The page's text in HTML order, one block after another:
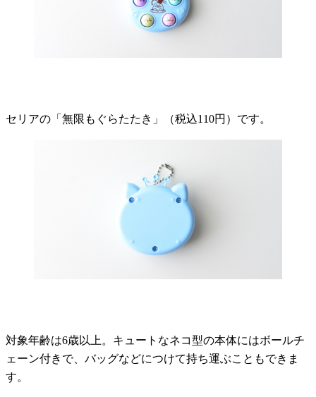
セリアの「無限もぐらたたき」（税込110円）です。
対象年齢は6歳以上。キュートなネコ型の本体にはボールチ
ェーン付きで、バッグなどにつけて持ち運ぶこともできま
す。